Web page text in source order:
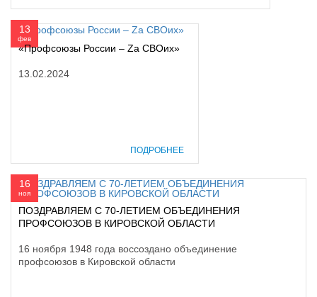
13
фев
«Профсоюзы России – Zа СВОих»
13.02.2024
ПОДРОБНЕЕ
16
ноя
ПОЗДРАВЛЯЕМ С 70-ЛЕТИЕМ ОБЪЕДИНЕНИЯ
ПРОФСОЮЗОВ В КИРОВСКОЙ ОБЛАСТИ
16 ноября 1948 года воссоздано объединение
профсоюзов в Кировской области